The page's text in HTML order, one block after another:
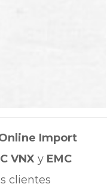
Import
VNX y EMC
clientes